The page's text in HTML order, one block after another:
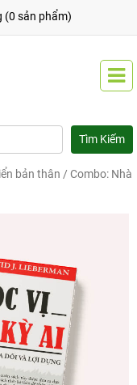
(0 sản phẩm)
bản thân / Combo: Nhà